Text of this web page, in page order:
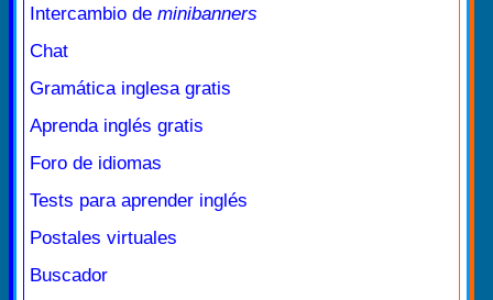
Intercambio de minibanners
Chat
Gramática inglesa gratis
Aprenda inglés gratis
Foro de idiomas
Tests para aprender inglés
Postales virtuales
Buscador